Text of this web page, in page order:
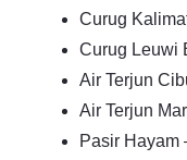
Curug
Curug Leuwi
Air Terjun
Air Terjun
Pasir Hayam